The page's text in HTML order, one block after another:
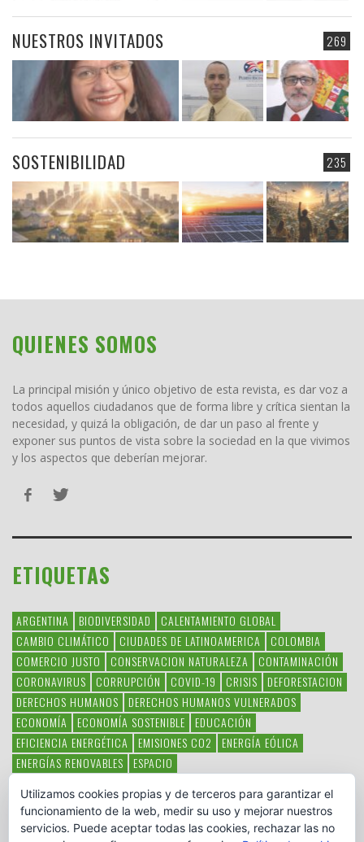
269
NUESTROS INVITADOS
235
SOSTENIBILIDAD
QUIENES SOMOS
La principal misión y único objetivo de esta revista, es dar voz a
todos aquellos ciudadanos que de forma libre y crítica sientan la
necesidad, y quizá la obligación, de dar un paso al frente y
exponer sus puntos de vista sobre la sociedad en la que vivimos
y los aspectos que deberían mejorar.
ETIQUETAS
ARGENTINA BIODIVERSIDAD
CALENTAMIENTO GLOBAL
CAMBIO CLIMÁTICO
CIUDADES DE LATINOAMERICA
COLOMBIA
COMERCIO JUSTO
CONSERVACION NATURALEZA
CONTAMINACIÓN
CORONAVIRUS
CORRUPCIÓN COVID-19 CRISIS
DEFORESTACION
DERECHOS HUMANOS
DERECHOS HUMANOS VULNERADOS
ECONOMÍA
ECONOMÍA SOSTENIBLE
EDUCACIÓN
EFICIENCIA ENERGÉTICA
EMISIONES CO2
ENERGÍA EÓLICA
ENERGÍAS RENOVABLES
ESPACIO
HAMBRE LATINOAMÉRICA MEDIO AMBIENTE
MÉXICO
OBJETIVOS DEL MILENIO
ONGS PAZ POBREZA POESÍA
POLITICA
Utilizamos cookies propias y de terceros para garantizar el
funcionamiento de la web, medir su uso y mejorar nuestros
servicios. Puede aceptar todas las cookies, rechazar las no